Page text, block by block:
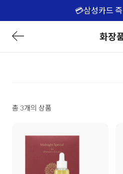
💳삼성카드
화장
총 3개의 상품